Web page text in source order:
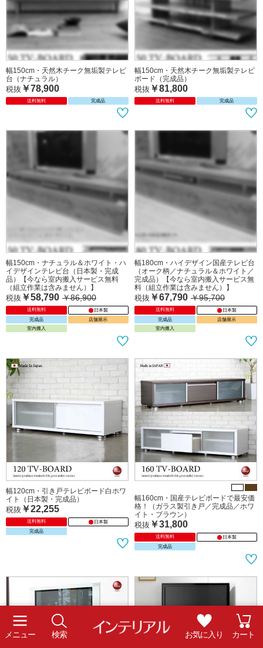
メニュー 検索 お気に入り カート
幅100cm・コーナーTV台無垢材（2サ
イズから高さが選べる！／ナチュラル
／完成品）【今なら室内搬入サービス
無料（組立作業は含みません）】
税抜￥27,700
送料無料
完成品
室内搬入
幅100cm・コーナーTV台ブラウン（2
サイズから高さが選べる／完成品）
【今なら室内搬入サービス無料（組立
作業は含みません）】
送料無料
完成品
室内搬入
幅150cm・天然木チーク無垢製テレビ
税抜￥78,900
送料無料 完成品
幅150cm・天然木チーク無垢製テレビ
ボード（完成品）
税抜￥81,800
送料無料 完成品
幅150cm・ナチュラル＆ホワイト・ハ
イデザインテレビ台（日本製・完成
品）【今なら室内搬入サービス無料
（組立作業は含みません）】
税抜
送料無料
日本製
完成品
室内搬入
幅180cm・ハイデザイン国産テレビ台
（オーク柄／ナチュラル＆ホワイト／
完成品）【今なら室内搬入サービス無
料（組立作業は含みません）】
税抜￥67,790 ￥95,700
送料無料
日本製
完成品
室内搬入